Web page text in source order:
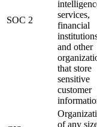
SOC 2
services,
financial
and other
that store
sensitive
customer
of any